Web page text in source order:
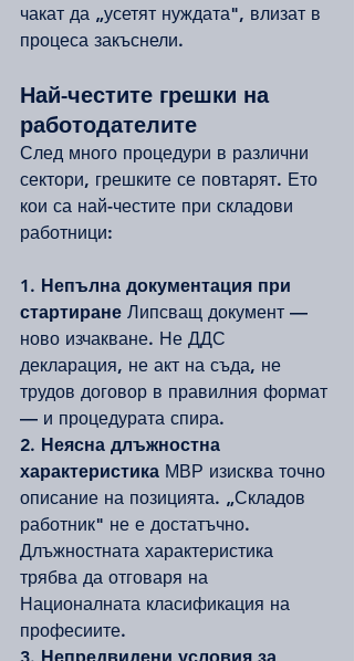
чакат да „усетят нуждата", влизат в
процеса закъснели.
Най-честите грешки на
работодателите
След много процедури в различни
сектори, грешките се повтарят. Ето
кои са най-честите при складови
работници:
1. Непълна документация при
стартиране Липсващ документ —
ново изчакване. Не ДДС
декларация, не акт на съда, не
трудов договор в правилния формат
— и процедурата спира.
2. Неясна длъжностна
характеристика МВР изисква точно
описание на позицията. „Складов
работник" не е достатъчно.
Длъжностната характеристика
трябва да отговаря на
Националната класификация на
професиите.